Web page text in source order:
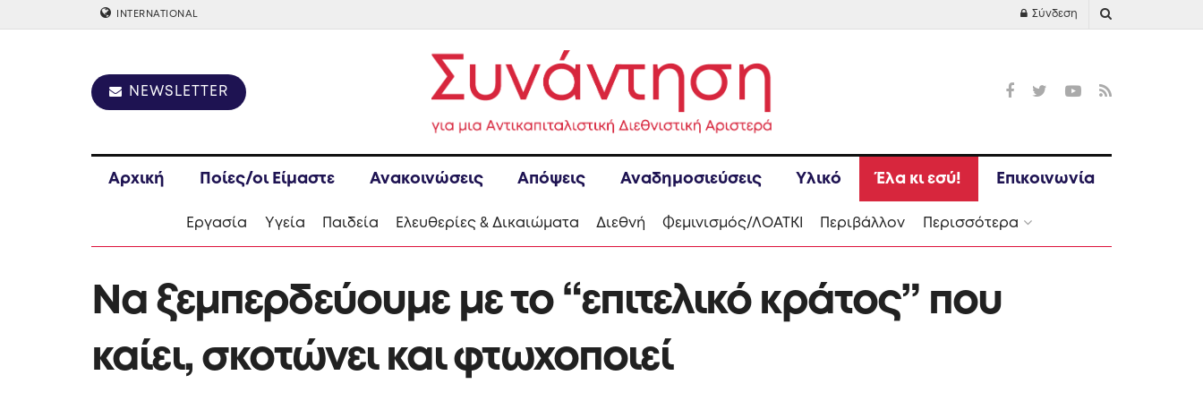
INTERNATIONAL Σύνδεση
NEWSLETTER
Αρχική Ποίες/οι Είμαστε Ανακοινώσεις Απόψεις Αναδημοσιεύσεις Υλικό Έλα κι εσύ! Επικοινωνία
Εργασία Υγεία Παιδεία Ελευθερίες & Δικαιώματα Διεθνή Φεμινισμός/ΛΟΑΤΚΙ Περιβάλλον Περισσότερα
Να ξεμπερδεύουμε με το “επιτελικό κράτος” που
καίει, σκοτώνει και φτωχοποιεί